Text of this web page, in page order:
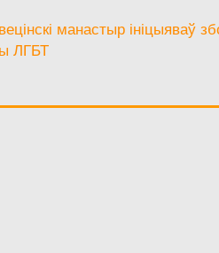
манастыр ініцыяваў
ЛГБТ